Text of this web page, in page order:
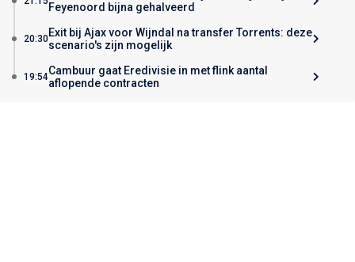
Feyenoord bijna gehalveerd
20:30Exit bij Ajax voor Wijndal na transfer Torrents: deze
scenario's zijn mogelijk
19:54Cambuur gaat Eredivisie in met flink aantal
aflopende contracten